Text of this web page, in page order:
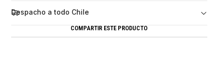
Despacho a todo Chile
COMPARTIR ESTE PRODUCTO